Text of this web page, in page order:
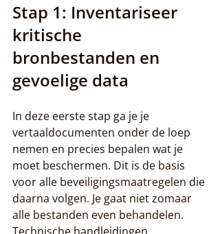
Stap 1: Inventariseer
kritische
bronbestanden en
gevoelige data
In deze eerste stap ga je je
vertaaldocumenten onder de loep
nemen en precies bepalen wat je
moet beschermen. Dit is de basis
voor alle beveiligingsmaatregelen die
daarna volgen. Je gaat niet zomaar
alle bestanden even behandelen.